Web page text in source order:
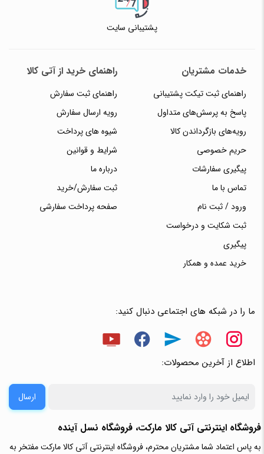
پشتیبانی سایت
خدمات مشتریان
راهنمای ثبت تیکت پشتیبانی
پاسخ به پرسش‌های متداول
رویه‌های بازگرداندن کالا
حریم خصوصی
پیگیری سفارشات
تماس با ما
ورود / ثبت نام
ثبت شکایت و درخواست
پیگیری
خرید عمده و همکار
راهنمای خرید از آتی کالا
راهنمای ثبت سفارش
رویه ارسال سفارش
شیوه های پرداخت
شرایط و قوانین
درباره ما
ثبت سفارش/خرید
صفحه پرداخت سفارشی
ما را در شبکه های اجتماعی دنبال کنید:
اطلاع از آخرین محصولات:
ارسال
فروشگاه اینترنتی آتی‌ کالا مارکت، فروشگاه نسل آینده
به پاس اعتماد شما مشتریان محترم، فروشگاه اینترنتی آتی کالا مارکت مفتخر به